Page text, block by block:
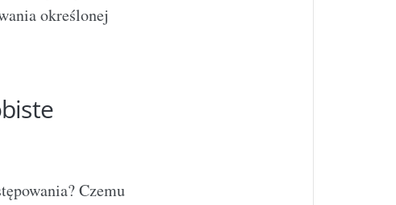
określonej
Czemu